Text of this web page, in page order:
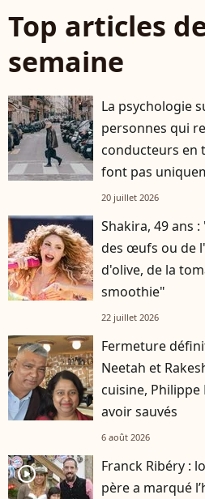
Top articles
semaine
La psychologie
personnes qui
conducteurs en
font pas
20 juillet 2026
Shakira, 49 ans
des œufs ou de
d'olive, de la
smoothie"
22 juillet 2026
Fermeture
Neetah et
cuisine, Philippe
avoir sauvés
6 août 2026
player2
Franck Ribéry :
père a marqué